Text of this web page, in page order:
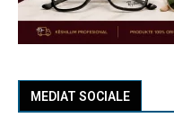
MEDIAT SOCIALE